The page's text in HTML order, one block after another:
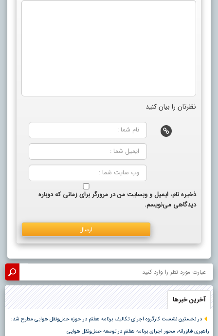
نظرتان را بیان کنید
ذخیره نام، ایمیل و وبسایت من در مرورگر برای زمانی که دوباره
دیدگاهی می‌نویسم.
آخرین خبرها
در نخستین نشست کارگروه اجرای تکالیف برنامه هفتم در حوزه حمل‌ونقل هوایی مطرح شد:
راهبری فناورانه، محور اجرای برنامه هفتم در توسعه حمل‌ونقل هوایی